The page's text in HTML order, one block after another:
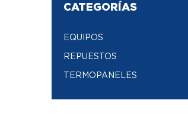
CATEGORÍAS
EQUIPOS
REPUESTOS
TERMOPANELES